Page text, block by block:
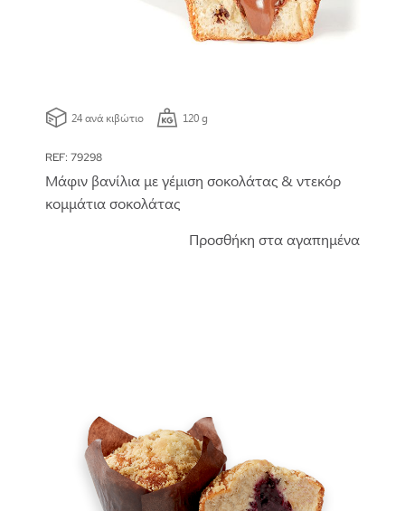
24 ανά κιβώτιο 120 g
REF: 79298
Μάφιν βανίλια με γέμιση σοκολάτας & ντεκόρ
κομμάτια σοκολάτας
Προσθήκη στα αγαπημένα